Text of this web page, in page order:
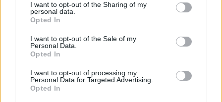
I want to opt-out of the Sharing of my
personal data.
Opted In
I want to opt-out of the Sale of my
Personal Data.
Opted In
I want to opt-out of processing my
Personal Data for Targeted Advertising.
Opted In
“Acquista qui”: sarai reindirizzato direttamente alla
pagina del venditore. Ricorda di utilizzare i
INGREDIENTI
1 uovo